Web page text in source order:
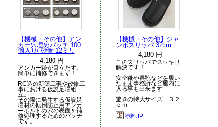
【機械・その他】アン
カー穴埋めパッチ 100
個入り/ 砂骨 12ミリ
4,180 円
アンカー跡が目立たず、
簡単に補修できます！
RC造の新築工事や改修工
事における仮説足場組
立。
その際に発生する仮説足
場材の転倒防止用アンカ
ーボルトの穴の表面を補
修処理するためのパッチ
です。
【機械・その他】ジャ
ンボスリッパ 32cm
4,180 円
このスリッパでスッキリ
解決です！
安全靴や長靴などを履い
たまま事務所など屋内に
入る事も出来ます
驚きの特大サイズ ３２
ｃｍ
塗料JP